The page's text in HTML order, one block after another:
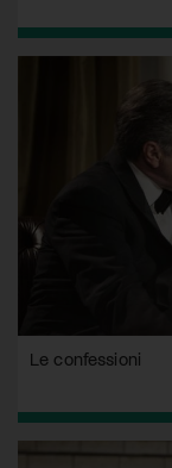
Le confessioni